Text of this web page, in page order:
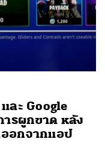
ละ Google
รผูกขาด หลัง
อกจากแอป